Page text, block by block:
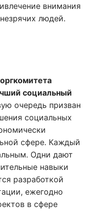
внимания
людей.
социальный
очередь призван
социальных
сфере. Каждый
Одни дают
навыки
разработкой
ежегодно
в сфере